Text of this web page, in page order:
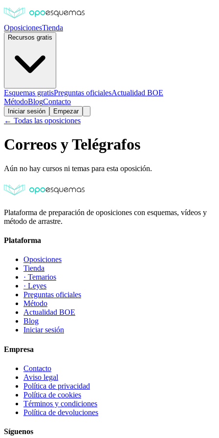
OposicionesTienda
Recursos gratis
Esquemas gratisPreguntas oficialesActualidad BOE
MétodoBlogContacto
Iniciar sesión Empezar
← Todas las oposiciones
Correos y Telégrafos
Aún no hay cursos ni temas para esta oposición.
Plataforma de preparación de oposiciones con esquemas, vídeos y
método de arrastre.
Plataforma
Oposiciones
Tienda
· Temarios
· Leyes
Preguntas oficiales
Método
Actualidad BOE
Blog
Iniciar sesión
Empresa
Contacto
Aviso legal
Política de privacidad
Política de cookies
Términos y condiciones
Política de devoluciones
Síguenos